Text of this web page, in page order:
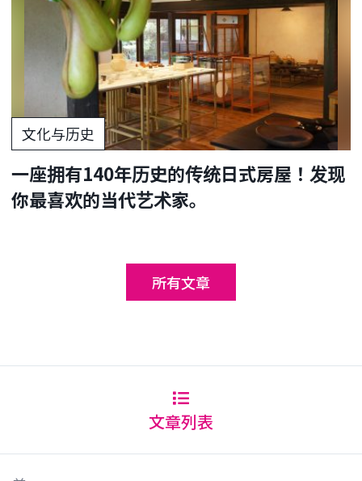
文化与历史
一座拥有140年历史的传统日式房屋！发现
你最喜欢的当代艺术家。
所有文章
文章列表